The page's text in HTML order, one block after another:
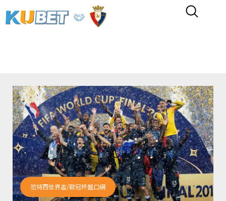
范特西世界盃/歐冠杯盤口網